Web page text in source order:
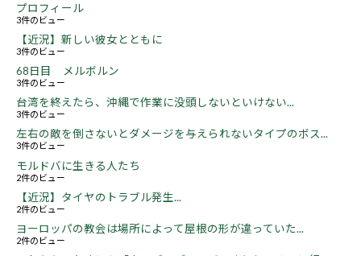
プロフィール
3件のビュー
【近況】新しい彼女とともに
3件のビュー
68日目 メルボルン
3件のビュー
台湾を終えたら、沖縄で作業に没頭しないといけない...
3件のビュー
左右の敵を倒さないとダメージを与えられないタイプのボス...
3件のビュー
モルドバに生きる人たち
2件のビュー
【近況】タイヤのトラブル発生...
2件のビュー
ヨーロッパの教会は場所によって屋根の形が違っていた...
2件のビュー